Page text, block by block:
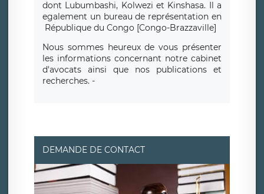
dont Lubumbashi, Kolwezi et Kinshasa.
Il a
egalement un bureau de représentation en
République du Congo [Congo-Brazzaville]
Nous sommes heureux de vous présenter
les informations concernant notre cabinet
d'avocats ainsi que nos publications et
recherches. -
DEMANDE DE CONTACT